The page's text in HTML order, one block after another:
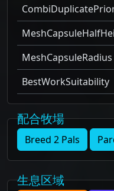
MeshCapsuleRadius
BestWorkSuitability
配合牧場
Breed 2 Pals
生息区域